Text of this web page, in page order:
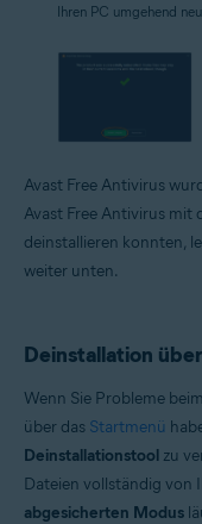
Ihren PC umgehend
Avast Free Antivirus
Avast Free Antivirus
deinstallieren konnten,
weiter unten.
Deinstallation
Wenn Sie Probleme
über das Startmenü
Deinstallationstool zu
Dateien vollständig von
abgesicherten Modus